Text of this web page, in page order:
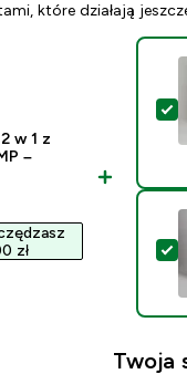
które działają
w 1 z
–
zł‎
Twoja